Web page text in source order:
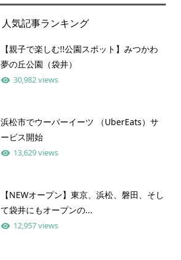
人気記事ランキング
【親子で楽しむ!!公園スポット】みつかわ
夢の丘公園（袋井）
30,982 views
浜松市でウーバーイーツ （UberEats）サ
ービス開始
13,629 views
【NEWオープン】東京、浜松、磐田、そし
て袋井にもオープンの...
12,957 views